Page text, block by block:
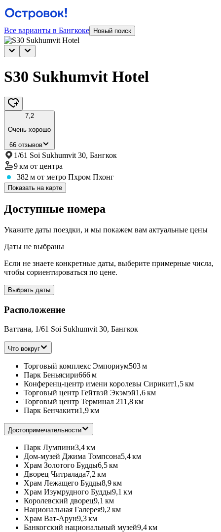
Все варианты в Бангкоке Новый поиск
S30 Sukhumvit Hotel
7,2
Очень хорошо
66 отзывов
1/61 Soi Sukhumvit 30, Бангкок
9 км от центра
382 м от метро Пхром Пхонг
Показать на карте
Доступные номера
Укажите даты поездки, и мы покажем вам актуальные цены
Даты не выбраны
Если не знаете конкретные даты, выберите примерные числа,
чтобы сориентироваться по цене.
Выбрать даты
Расположение
Ваттана, 1/61 Soi Sukhumvit 30, Бангкок
Что вокруг
Торговый комплекс Эмпориум503 м
Парк Беньясири666 м
Конференц-центр имени королевы Сирикит1,5 км
Торговый центр Гейтвэй Экэмэй1,6 км
Торговый центр Терминал 211,8 км
Парк Бенчакити1,9 км
Достопримечательности
Парк Лумпини3,4 км
Дом-музей Джима Томпсона5,4 км
Храм Золотого Будды6,5 км
Дворец Читралада7,2 км
Храм Лежащего Будды8,9 км
Храм Изумрудного Будды9,1 км
Королевский дворец9,1 км
Национальная Галерея9,2 км
Храм Ват-Арун9,3 км
Банкогский национальный музей9,4 км